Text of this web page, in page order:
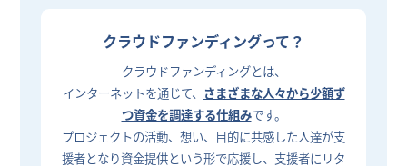
クラウドファンディングって？
クラウドファンディングとは、
インターネットを通じて、 さまざまな人々から少額ず
つ資金を調達する仕組みです。
プロジェクトの活動、想い、目的に共感した人達が支
援者となり資金提供という形で応援し、支援者にリタ